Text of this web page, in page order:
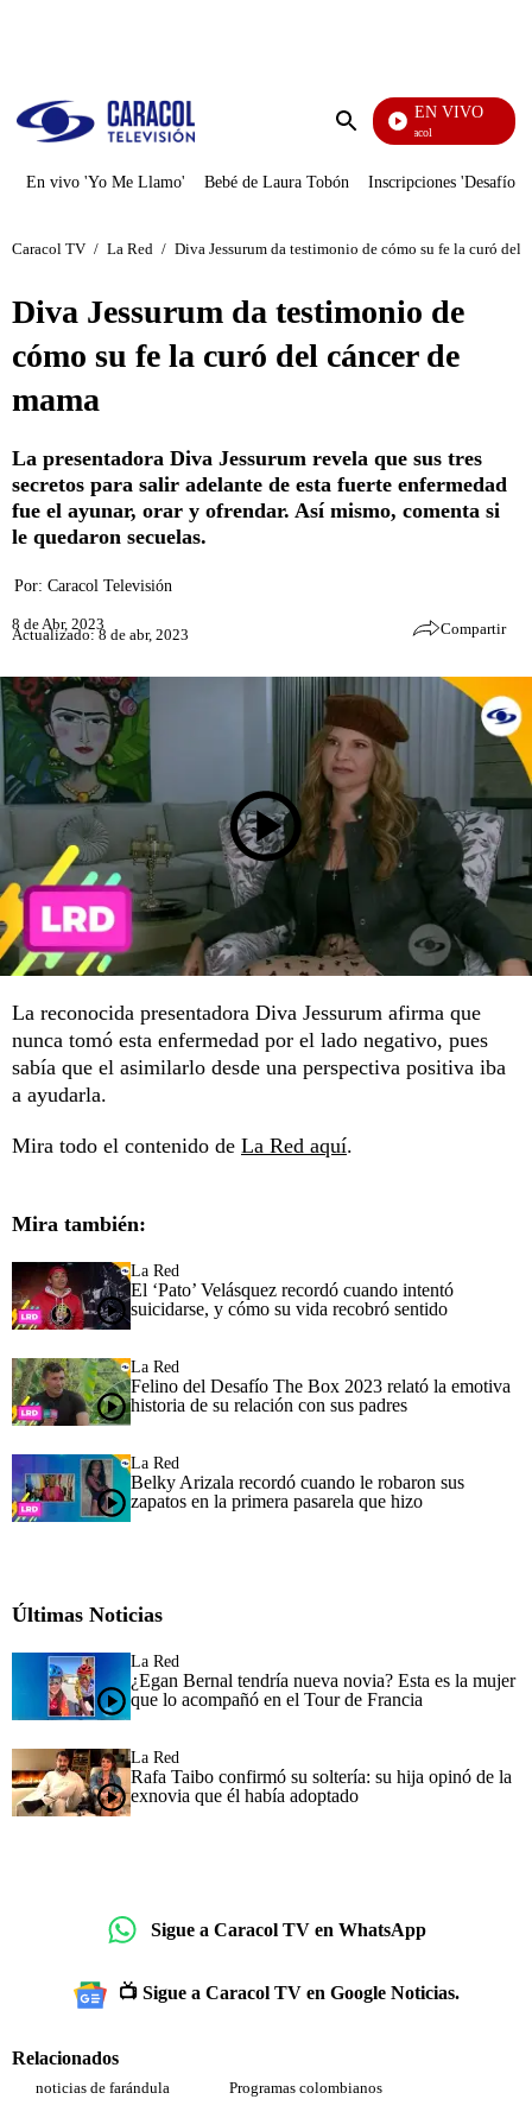
Enviar
EN VIVO
Noticias Caracol
En vivo 'Yo Me Llamo' Bebé de Laura Tobón Inscripciones 'Desafío'
Caracol TV / La Red / Diva Jessurum da testimonio de cómo su fe la curó del
Diva Jessurum da testimonio de
cómo su fe la curó del cáncer de
mama
La presentadora Diva Jessurum revela que sus tres
secretos para salir adelante de esta fuerte enfermedad
fue el ayunar, orar y ofrendar. Así mismo, comenta si
le quedaron secuelas.
Por: Caracol Televisión
8 de Abr, 2023
Actualizado: 8 de abr, 2023 Compartir
La reconocida presentadora Diva Jessurum afirma que
nunca tomó esta enfermedad por el lado negativo, pues
sabía que el asimilarlo desde una perspectiva positiva iba
a ayudarla.
Mira todo el contenido de La Red aquí.
Mira también:
La Red
El ‘Pato’ Velásquez recordó cuando intentó
suicidarse, y cómo su vida recobró sentido
La Red
Felino del Desafío The Box 2023 relató la emotiva
historia de su relación con sus padres
La Red
Belky Arizala recordó cuando le robaron sus
zapatos en la primera pasarela que hizo
Últimas Noticias
La Red
¿Egan Bernal tendría nueva novia? Esta es la mujer
que lo acompañó en el Tour de Francia
La Red
Rafa Taibo confirmó su soltería: su hija opinó de la
exnovia que él había adoptado
Sigue a Caracol TV en WhatsApp
📺 Sigue a Caracol TV en Google Noticias.
Relacionados
noticias de farándula
Programas colombianos